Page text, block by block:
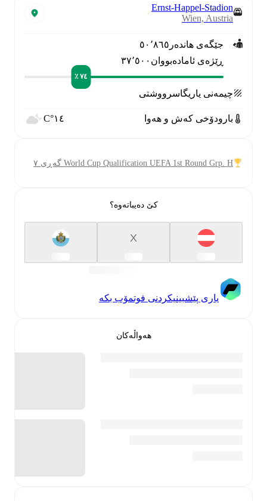
Ernst-Happel-Stadion
Wien, Austria
جێگەی هاندەر٥٠٬٨٦٥
ڕێژەی ئامادەبووان٣٧٬٥٠٠
٧٤ ٪
چیمەنی یاریگاسرووشتی
بارودۆخی کەش و هەوا
World Cup Qualification UEFA 1st Round Grp. H گەڕی ٧
کێ دەیباتەوە؟
یاری پێشبینیکردنی فوتمۆب بکە
هەواڵەکان